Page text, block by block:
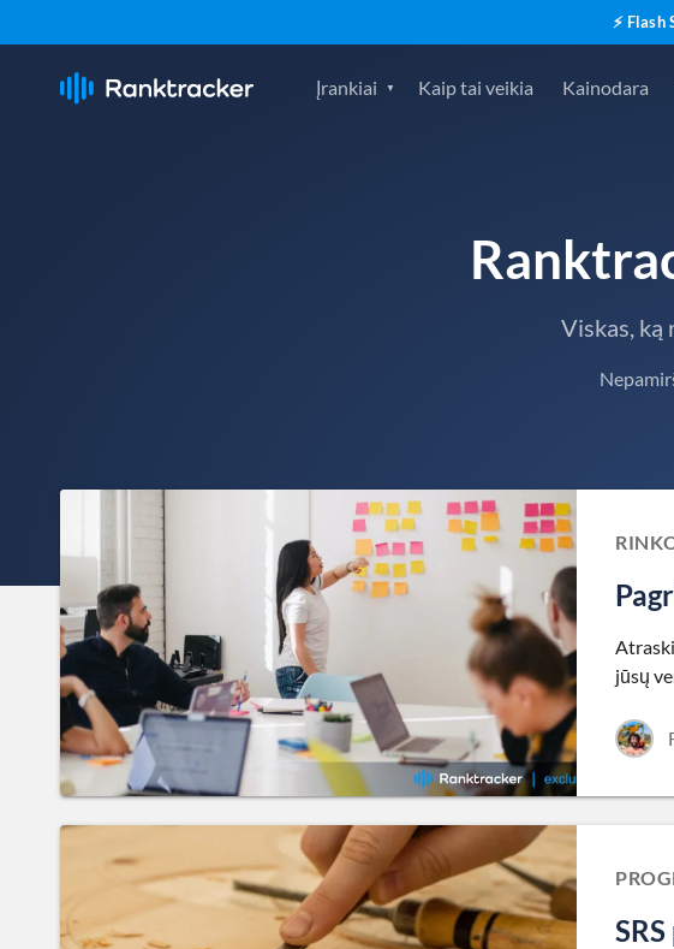
⚡
Įrankiai Kaip tai veikia Kainodara
Viskas, ką
jūsų